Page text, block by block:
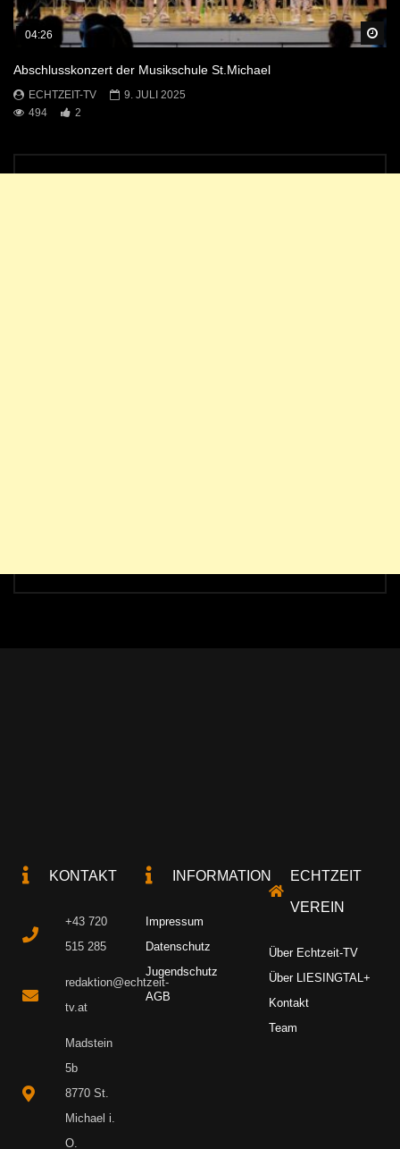
04:26
Abschlusskonzert der Musikschule St.Michael
ECHTZEIT-TV
9. JULI 2025
494
2
KONTAKT
+43 720
515 285
redaktion@echtzeit-
tv.at
Madstein
5b
8770 St.
Michael i.
O.
INFORMATION
Impressum
Datenschutz
Jugendschutz
AGB
ECHTZEIT
VEREIN
Über Echtzeit-TV
Über LIESINGTAL+
Kontakt
Team